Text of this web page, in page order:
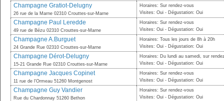
Champagne Gratiot-Delugny
26 rue de la Marne 02310 Crouttes-sur-Marne
Horaires: Sur rendez-vous
Visites: Oui - Dégustation: Oui
Champagne Paul Leredde
49 rue de Bézu 02310 Crouttes-sur-Marne
Horaires: Sur rendez-vous
Visites: Oui - Dégustation: Oui
Champagne A.Burguet
24 Grande Rue 02310 Crouttes-sur-Marne
Horaires: Tous les jours de 8h à 20h
Visites: Oui - Dégustation: Oui
Champagne Dérot-Delugny
15-21 Grande Rue 02310 Crouttes-sur-Marne
Horaires: Du lundi au samedi, sur
Visites: Oui - Dégustation: Oui
Champagne Jacques Copinet
11 rue de l'Ormeau 51260 Montgenost
Horaires: Sur rendez-vous
Visites: Oui - Dégustation: Oui
Champagne Guy Vandier
Rue du Chardonnay 51260 Bethon
Horaires: Sur rendez-vous
Visites: Oui - Dégustation: Oui